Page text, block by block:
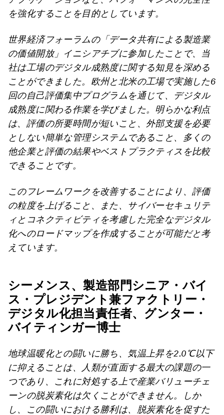
を強化することを目的としています。
世界経済フォーラムの「データ共有による製造業
の価値開放」イニシアチブに参加したことで、当
社は工場のデジタル成熟度に関する知見を深める
ことができました。欧州と北米の工場で実施した6
回の自己評価集中プログラムを通じて、デジタル
成熟度に関わる作業を学びました。明らかな利点
は、評価の所要時間が短いこと、外部支援を必要
としない簡単な管理システムであること、多くの
他企業と評価の結果やベストプラクティスを比較
できることです。
このフレームワークを改善することにより、評価
の粒度を上げること、また、サイバーセキュリテ
ィとコネクティビティを考慮した完全なデジタル
化へのロードマップを作成することが可能だと考
えています。
シーメンス、製造部門シニア・バイ
ス・プレジデント兼ファクトリー・
デジタル化担当責任者、グンター・
バイティンガー博士
地球温暖化との闘いに勝ち、気温上昇を2.0℃以下
に抑えることは、人類が直面する最大の課題の一
つであり、これに対処する上で産業バリューチェ
ーンの脱炭素化は欠くことができません。しか
し、この闘いにおける勝利は、脱炭素化を促すた